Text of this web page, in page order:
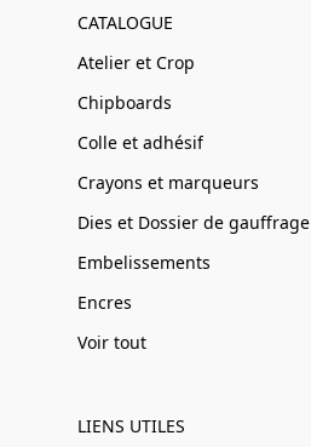
CATALOGUE
Atelier et Crop
Chipboards
Colle et adhésif
Crayons et marqueurs
Dies et Dossier de gauffrage
Embelissements
Encres
Voir tout
LIENS UTILES